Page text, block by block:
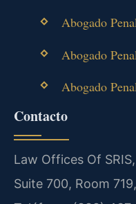
Abogado
Abogado
Abogado
Contacto
Law Offices Of SRIS,
Suite 700, Room